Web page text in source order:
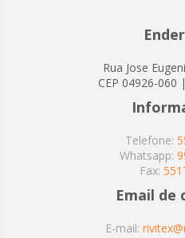
Rua Jose
CEP 04926-060
Telefone:
Whatsapp:
Fax:
Email de
E-mail: